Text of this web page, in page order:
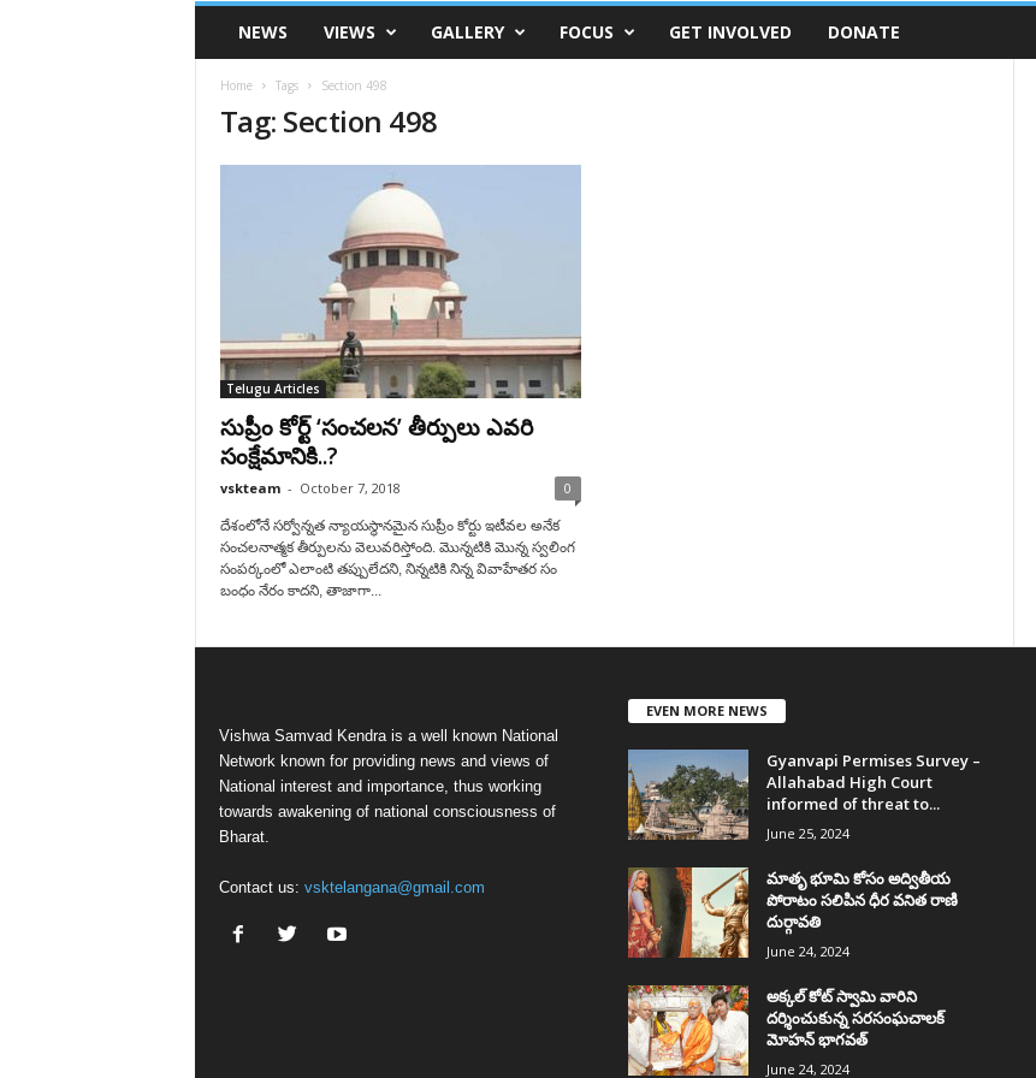
VSK
TelanganaNEWS VIEWS GALLERY FOCUS GET INVOLVED DONATE
Home Tags Section 498
Tag: Section 498
Telugu Articles
సుప్రీం కోర్ట్ ‘సంచలన’ తీర్పులు ఎవరి
సంక్షేమానికి..?
vskteam - October 7, 2018 0
దేశంలోనే సర్వోన్నత న్యాయస్థానమైన సుప్రీం కోర్టు ఇటీవల అనేక
సంచలనాత్మక తీర్పులను వెలువరిస్తోంది. మొన్నటికి మొన్న స్వలింగ
సంపర్కంలో ఎలాంటి తప్పులేదని, నిన్నటికి నిన్న వివాహేతర సం
బంధం నేరం కాదని, తాజాగా...
Vishwa Samvad Kendra is a well known National
Network known for providing news and views of
National interest and importance, thus working
towards awakening of national consciousness of
Bharat.
Contact us: vsktelangana@gmail.com
EVEN MORE NEWS
Gyanvapi Permises Survey –
Allahabad High Court
informed of threat to...
June 25, 2024
మాతృ భూమి కోసం అద్వితీయ
పోరాటం సలిపిన ధీర వనిత రాణి
దుర్గావతి
June 24, 2024
అక్కల్‌ కోట్‌ స్వామి వారిని
దర్శించుకున్న సరసంఘచాలక్
మోహన్ భాగవత్
June 24, 2024